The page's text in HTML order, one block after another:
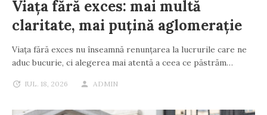
Viața fără exces: mai multă
claritate, mai puțină aglomerație
Viața fără exces nu înseamnă renunțarea la lucrurile care ne
aduc bucurie, ci alegerea mai atentă a ceea ce păstrăm…
IUL. 18, 2026 ADMIN